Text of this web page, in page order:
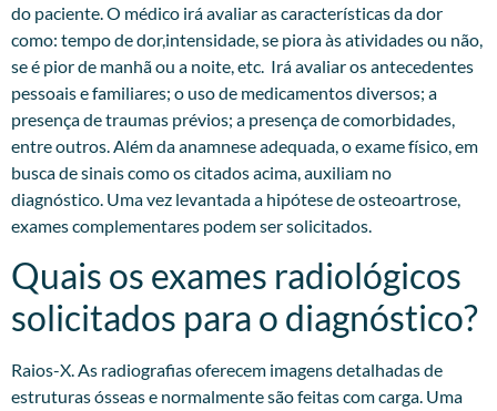
do paciente. O médico irá avaliar as características da dor
como: tempo de dor,intensidade, se piora às atividades ou não,
se é pior de manhã ou a noite, etc. Irá avaliar os antecedentes
pessoais e familiares; o uso de medicamentos diversos; a
presença de traumas prévios; a presença de comorbidades,
entre outros. Além da anamnese adequada, o exame físico, em
busca de sinais como os citados acima, auxiliam no
diagnóstico. Uma vez levantada a hipótese de osteoartrose,
exames complementares podem ser solicitados.​
Quais os exames radiológicos
solicitados para o diagnóstico?
Raios-X. As radiografias oferecem imagens detalhadas de
estruturas ósseas e normalmente são feitas com carga. Uma